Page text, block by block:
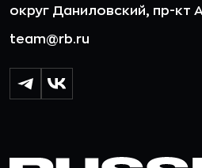
округ Даниловский, пр-кт
team@rb.ru